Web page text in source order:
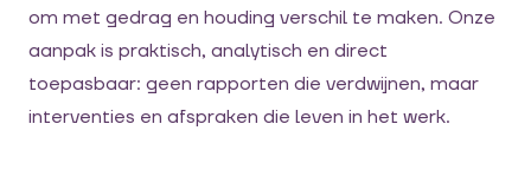
om met gedrag en houding verschil te maken. Onze
aanpak is praktisch, analytisch en direct
toepasbaar: geen rapporten die verdwijnen, maar
interventies en afspraken die leven in het werk.